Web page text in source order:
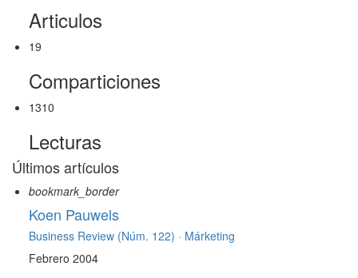
Articulos
19
Comparticiones
1310
Lecturas
Últimos artículos
bookmark_border
Koen Pauwels
Business Review (Núm. 122) · Márketing
Febrero 2004